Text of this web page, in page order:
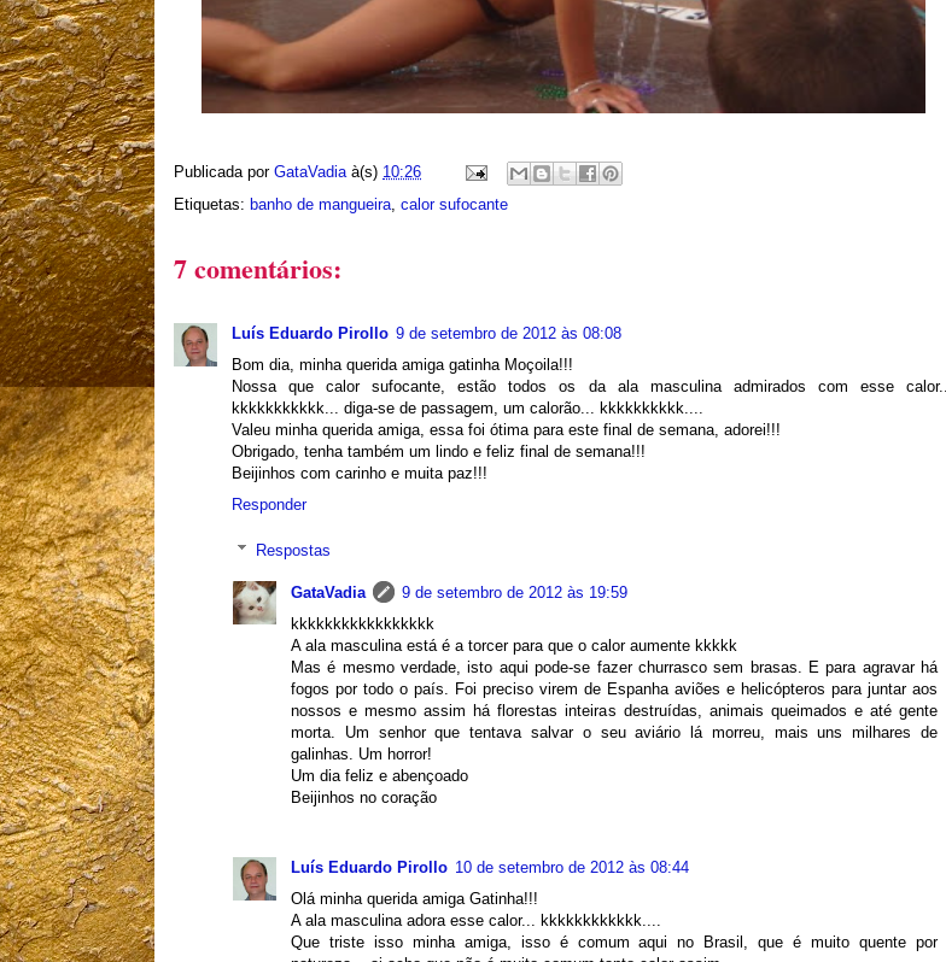
Publicada por GataVadia à(s) 10:26
Etiquetas: banho de mangueira calor sufocante
7 comentários:
Luís Eduardo Pirollo 9 de setembro de 2012 às 08:08
Bom dia, minha querida amiga gatinha Moçoila!!!
Nossa que calor sufocante, estão todos os da ala masculina admirados com esse calor...
kkkkkkkkkkk... diga-se de passagem, um calorão... kkkkkkkkkk....
Valeu minha querida amiga, essa foi ótima para este final de semana, adorei!!!
Obrigado, tenha também um lindo e feliz final de semana!!!
Beijinhos com carinho e muita paz!!!
Responder
Respostas
GataVadia
9 de setembro de 2012 às 19:59
kkkkkkkkkkkkkkkkk
A ala masculina está é a torcer para que o calor aumente kkkkk
Mas é mesmo verdade, isto aqui pode-se fazer churrasco sem brasas. E para agravar há
fogos por todo o país. Foi preciso virem de Espanha aviões e helicópteros para juntar aos
nossos e mesmo assim há florestas inteiras destruídas, animais queimados e até gente
morta. Um senhor que tentava salvar o seu aviário lá morreu, mais uns milhares de
galinhas. Um horror!
Um dia feliz e abençoado
Beijinhos no coração
Luís Eduardo Pirollo 10 de setembro de 2012 às 08:44
Olá minha querida amiga Gatinha!!!
A ala masculina adora esse calor... kkkkkkkkkkkk....
Que triste isso minha amiga, isso é comum aqui no Brasil, que é muito quente por